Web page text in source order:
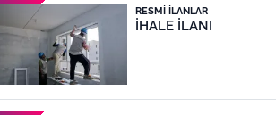
RESMI İLANLAR
İHALE İLANI